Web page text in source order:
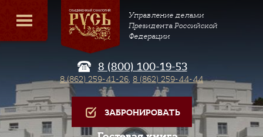
Управление делами
Президента Российской
Федерации
8 (800) 100-19-53
8 (862) 259-41-26, 8 (862) 259-44-44
ЗАБРОНИРОВАТЬ